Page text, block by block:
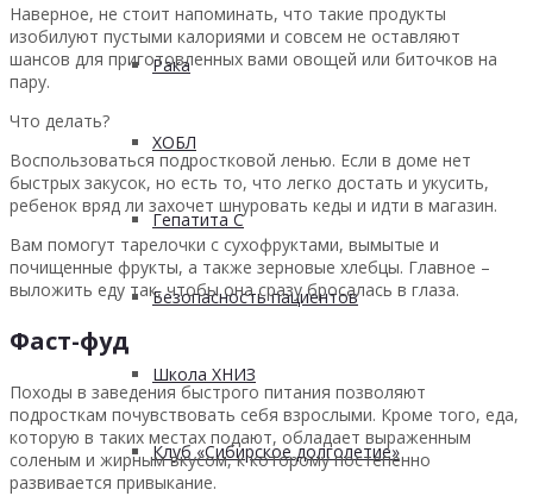
Рака
ХОБЛ
Гепатита С
Безопасность пациентов
Школа ХНИЗ
Клуб «Сибирское долголетие»
Наверное, не стоит напоминать, что такие продукты
изобилуют пустыми калориями и совсем не оставляют
шансов для приготовленных вами овощей или биточков на
пару.
Что делать?
Воспользоваться подростковой ленью. Если в доме нет
быстрых закусок, но есть то, что легко достать и укусить,
ребенок вряд ли захочет шнуровать кеды и идти в магазин.
Вам помогут тарелочки с сухофруктами, вымытые и
почищенные фрукты, а также зерновые хлебцы. Главное –
выложить еду так, чтобы она сразу бросалась в глаза.
Фаст-фуд
Походы в заведения быстрого питания позволяют
подросткам почувствовать себя взрослыми. Кроме того, еда,
которую в таких местах подают, обладает выраженным
соленым и жирным вкусом, к которому постепенно
развивается привыкание.